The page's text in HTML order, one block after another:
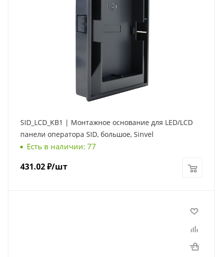
SID_LCD_KB1 | Монтажное основание для LED/LCD
панели оператора SID, большое, Sinvel
Есть в наличии: 77
431.02₽/шт